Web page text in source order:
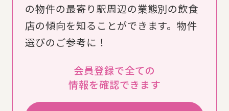
の物件の最寄り駅周辺の業態別の飲食
店の傾向を知ることができます。物件
選びのご参考に！
会員登録で全ての
情報を確認できます